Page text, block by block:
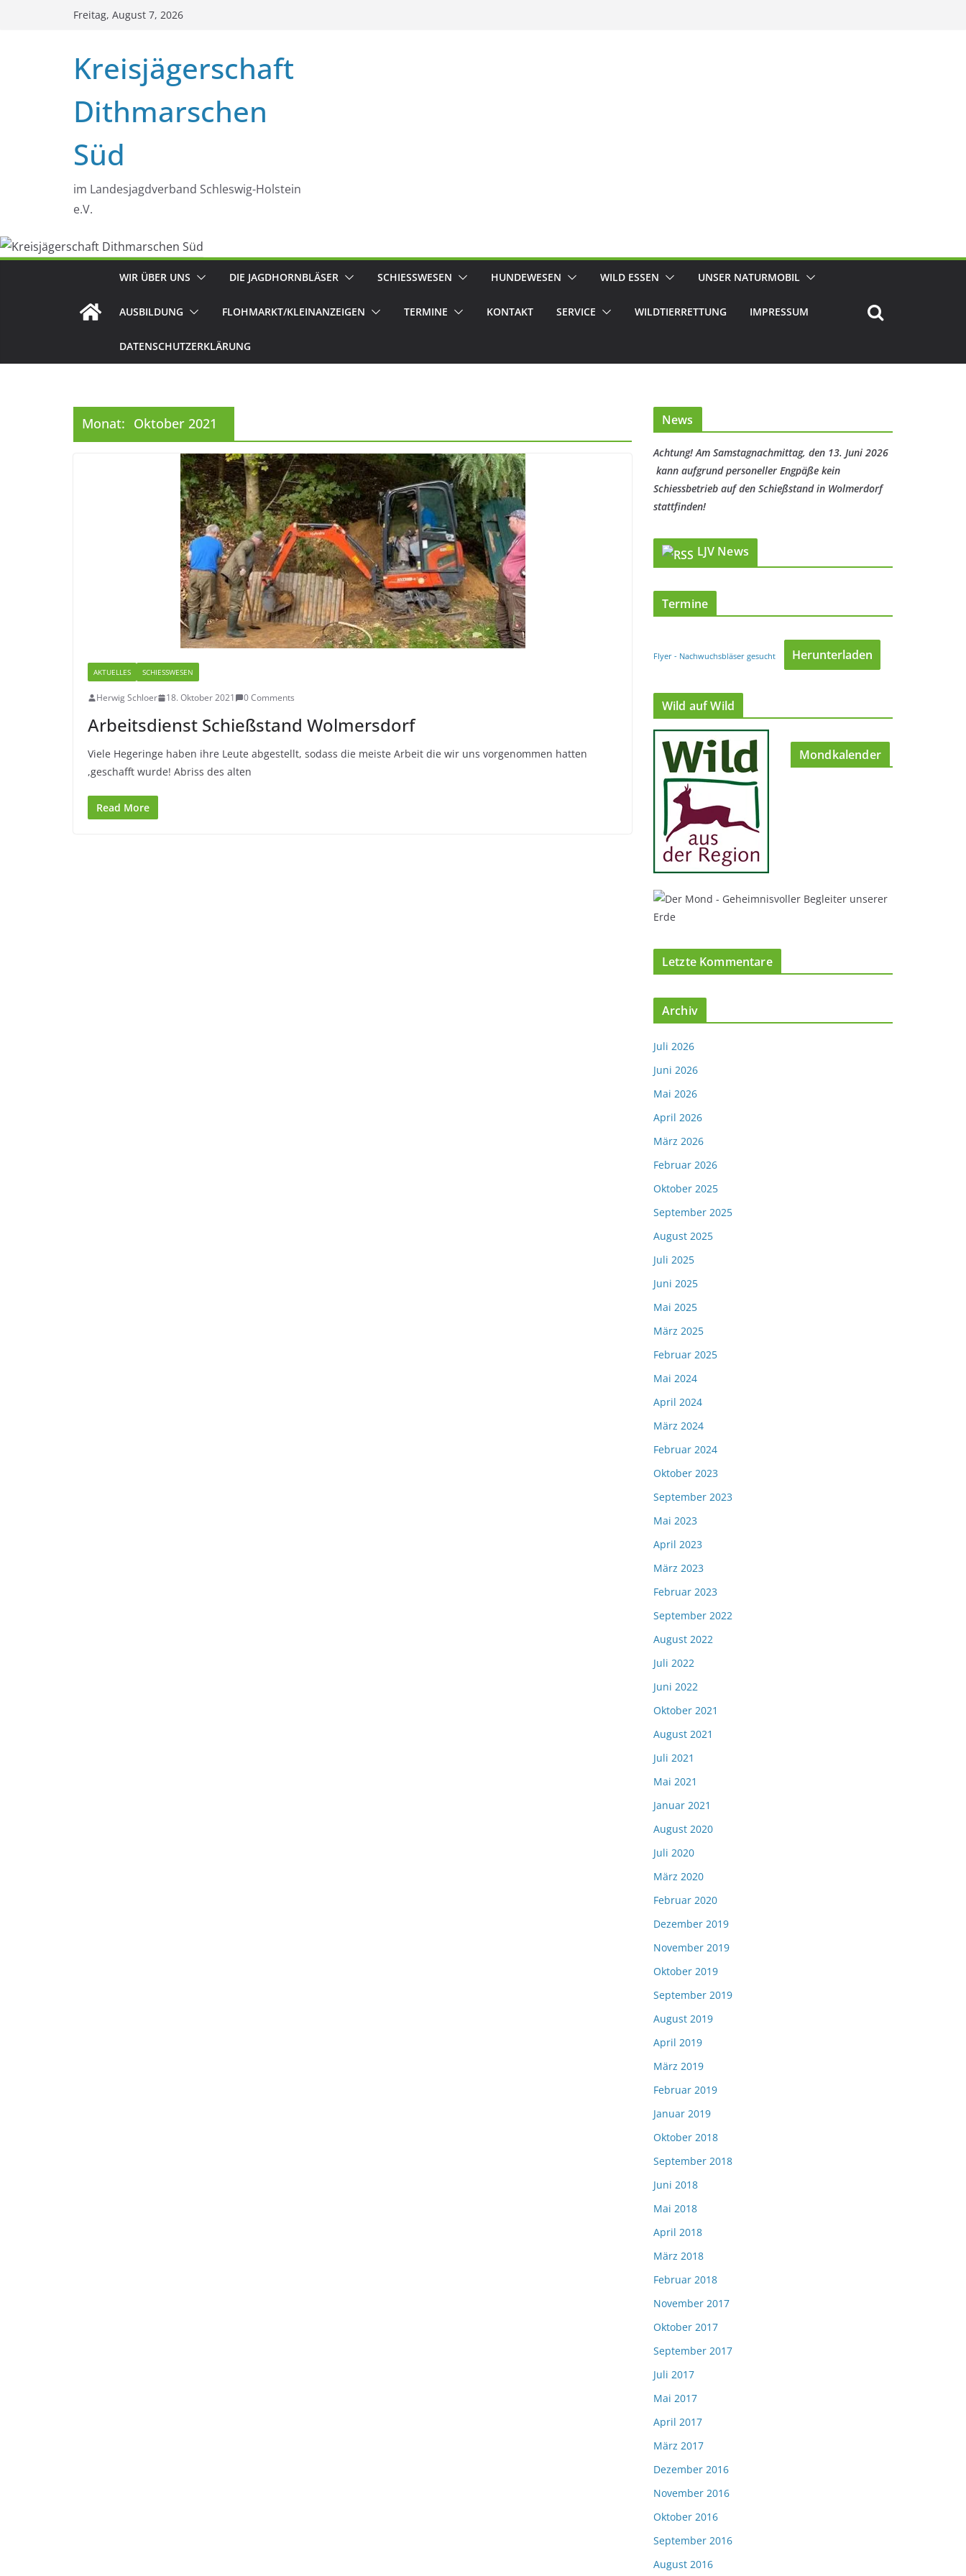
Freitag, August 7, 2026
Kreisjägerschaft
Dithmarschen
Süd
im Landesjagdverband Schleswig-Holstein
e.V.
WIR ÜBER UNS DIE JAGDHORNBLÄSER SCHIESSWESEN HUNDEWESEN WILD ESSEN UNSER NATURMOBIL
AUSBILDUNG FLOHMARKT/KLEINANZEIGEN TERMINE KONTAKT SERVICE WILDTIERRETTUNG IMPRESSUM
DATENSCHUTZERKLÄRUNG
Monat: Oktober 2021
AKTUELLES SCHIESSWESEN
Herwig Schloer 18. Oktober 2021 0 Comments
Arbeitsdienst Schießstand Wolmersdorf
Viele Hegeringe haben ihre Leute abgestellt, sodass die meiste Arbeit die wir uns vorgenommen hatten
,geschafft wurde! Abriss des alten
Read More
News
Achtung! Am Samstagnachmittag, den 13. Juni 2026
kann aufgrund personeller Engpäße kein
Schiessbetrieb auf den Schießstand in Wolmerdorf
stattfinden!
LJV News
Termine
Flyer - Nachwuchsbläser gesucht Herunterladen
Wild auf Wild
Mondkalender
Letzte Kommentare
Archiv
Juli 2026
Juni 2026
Mai 2026
April 2026
März 2026
Februar 2026
Oktober 2025
September 2025
August 2025
Juli 2025
Juni 2025
Mai 2025
März 2025
Februar 2025
Mai 2024
April 2024
März 2024
Februar 2024
Oktober 2023
September 2023
Mai 2023
April 2023
März 2023
Februar 2023
September 2022
August 2022
Juli 2022
Juni 2022
Oktober 2021
August 2021
Juli 2021
Mai 2021
Januar 2021
August 2020
Juli 2020
März 2020
Februar 2020
Dezember 2019
November 2019
Oktober 2019
September 2019
August 2019
April 2019
März 2019
Februar 2019
Januar 2019
Oktober 2018
September 2018
Juni 2018
Mai 2018
April 2018
März 2018
Februar 2018
November 2017
Oktober 2017
September 2017
Juli 2017
Mai 2017
April 2017
März 2017
Dezember 2016
November 2016
Oktober 2016
September 2016
August 2016